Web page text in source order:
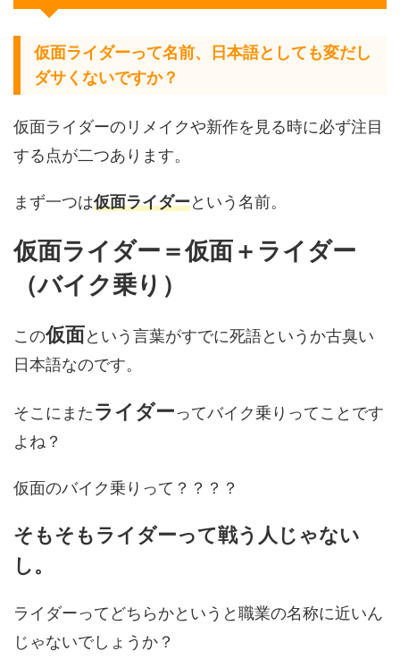
仮面ライダーって名前、日本語としても変だし
ダサくないですか？
仮面ライダーのリメイクや新作を見る時に必ず注目
する点が二つあります。
まず一つは仮面ライダーという名前。
仮面ライダー＝仮面＋ライダー
（バイク乗り）
この仮面という言葉がすでに死語というか古臭い
日本語なのです。
そこにまたライダーってバイク乗りってことです
よね？
仮面のバイク乗りって？？？？
そもそもライダーって戦う人じゃない
し。
ライダーってどちらかというと職業の名称に近いん
じゃないでしょうか？